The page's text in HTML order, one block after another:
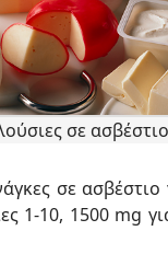
σε ασβέστιο
σε ασβέστιο
1-10, 1500 mg